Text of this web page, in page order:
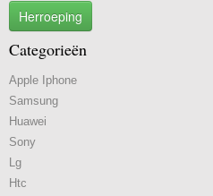
Herroeping
Categorieën
Apple Iphone
Samsung
Huawei
Sony
Lg
Htc